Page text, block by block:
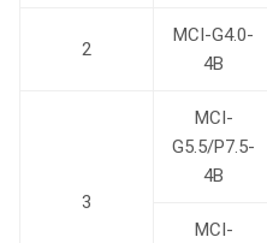
2
MCI-G4.0-
4B
3
MCI-
G5.5/P7.5-
4B
MCI-